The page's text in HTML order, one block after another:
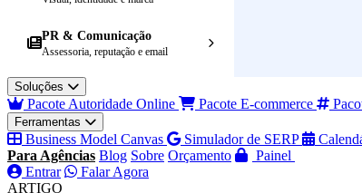
PR & Comunicação
Assessoria, reputação e email
Soluções
Pacote Autoridade Online Pacote E-commerce
Ferramentas
Business Model Canvas Simulador de SERP
Para Agências Blog Sobre Orçamento Painel
Entrar
Falar Agora
ARTIGO